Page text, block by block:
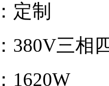
定制
380V三相
1620W